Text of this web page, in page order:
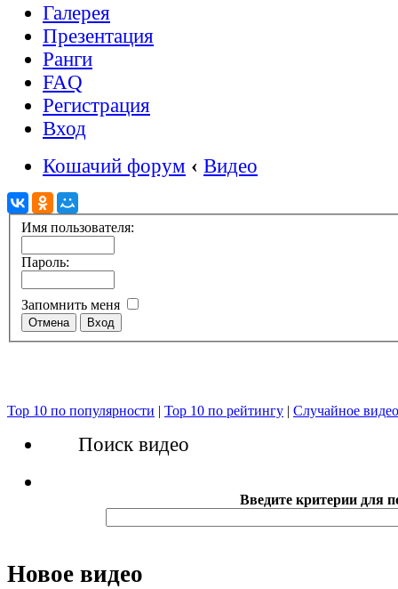
Галерея
Презентация
Ранги
FAQ
Регистрация
Вход
Кошачий форум ‹ Видео
Имя пользователя:
Пароль:
Запомнить меня
Top 10 по популярности | Top 10 по рейтингу | Случайное видео
Поиск видео
Введите критерии для
Новое видео